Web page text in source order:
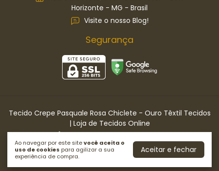
Ao navegar por este sitevocê aceita o
uso de cookies para agilizar a sua
experiência de compra.
Aceitar e fechar
Horizonte - MG - Brasil
Visite o nosso Blog!
Segurança
Tecido Crepe Pasquale Rosa Chiclete - Ouro Têxtil Tecidos
| Loja de Tecidos Online
©2026. OURO TÊXTIL TECIDOS LTDA . Todos os direitos reservados.